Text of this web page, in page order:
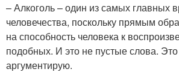
– Алкоголь – один из самых главных
человечества, поскольку прямым
на способность человека к
подобных. И это не пустые слова.
аргументирую.